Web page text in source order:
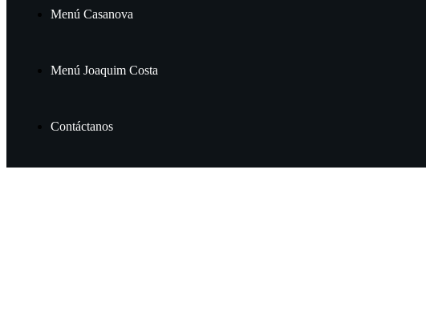
Menú Casanova
Menú Joaquim Costa
Contáctanos